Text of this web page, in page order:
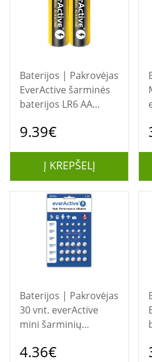
Baterijos | Pakrovėjas
EverActive šarminės
baterijos LR6 AA
dėžutė su 40 vienetų
9.39€
Į KREPŠELĮ
Baterijos | Pakrovėjas
30 vnt. everActive
mini šarminių
G3 / LR41, 5 x G4 /
4.36€